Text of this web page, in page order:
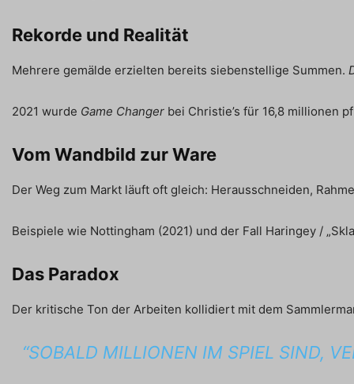
Rekorde und Realität
Mehrere gemälde erzielten bereits siebenstellige Summen.
2021 wurde Game Changer bei Christie’s für 16,8 millionen
Vom Wandbild zur Ware
Der Weg zum Markt läuft oft gleich: Herausschneiden,
Beispiele wie Nottingham (2021) und der Fall Haringey /
Das Paradox
Der kritische Ton der Arbeiten kollidiert mit dem
“SOBALD MILLIONEN IM SPIEL SIND,